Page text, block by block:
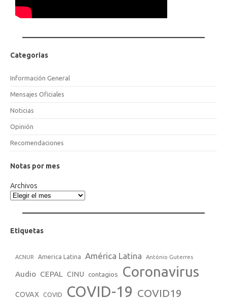
Categorias
Información General
Mensajes Oficiales
Noticias
Opinión
Recomendaciones
Notas por mes
Archivos
Etiquetas
ACNUR America Latina América Latina António Guterres
Audio CEPAL CINU contagios Coronavirus
COVAX COVID COVID-19 COVID19